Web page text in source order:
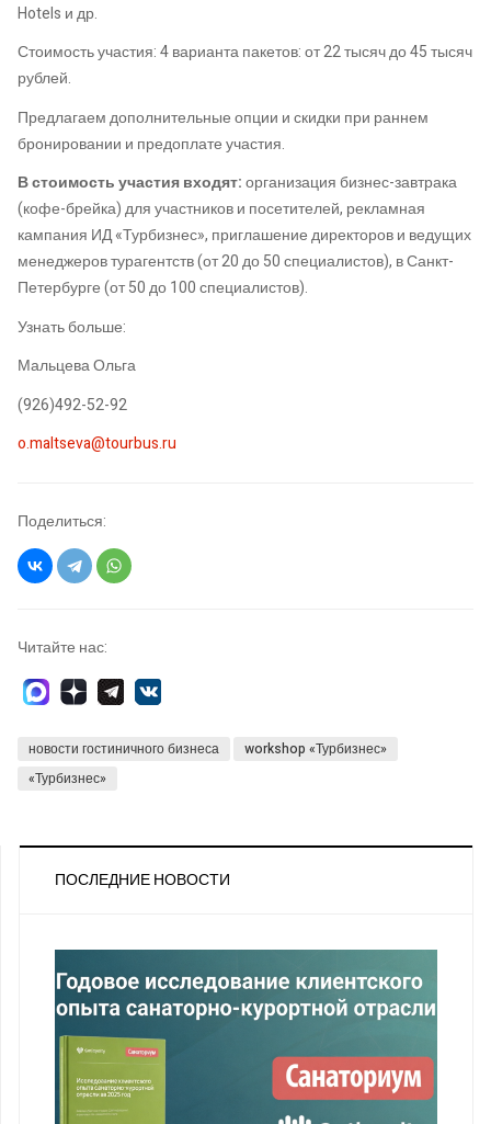
Hotels и др.
Стоимость участия: 4 варианта пакетов: от 22 тысяч до 45 тысяч
рублей.
Предлагаем дополнительные опции и скидки при раннем
бронировании и предоплате участия.
В стоимость участия входят:организация бизнес-завтрака
(кофе-брейка) для участников и посетителей, рекламная
кампания ИД «Турбизнес», приглашение директоров и ведущих
менеджеров турагентств (от 20 до 50 специалистов), в Санкт-
Петербурге (от 50 до 100 специалистов).
Узнать больше:
Мальцева Ольга
(926)492-52-92
o.maltseva@tourbus.ru
Поделиться:
Читайте нас:
новости гостиничного бизнеса
workshop «Турбизнес»
«Турбизнес»
ПОСЛЕДНИЕ НОВОСТИ